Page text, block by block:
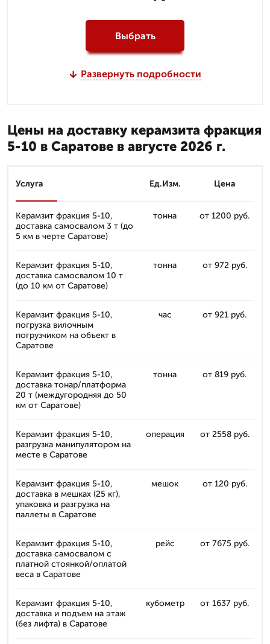
Выбрать
Развернуть подробности
Цены на доставку керамзита фракция
5-10 в Саратове в августе 2026 г.
Услуга Ед.Изм. Цена
Керамзит фракция 5-10,
доставка самосвалом 3 т (до
5 км в черте Саратове)
тонна от 1200 руб.
Керамзит фракция 5-10,
доставка самосвалом 10 т
(до 10 км от Саратове)
тонна от 972 руб.
Керамзит фракция 5-10,
погрузка вилочным
погрузчиком на объект в
Саратове
час от 921 руб.
Керамзит фракция 5-10,
доставка тонар/платформа
20 т (междугородняя до 50
км от Саратове)
тонна от 819 руб.
Керамзит фракция 5-10,
разгрузка манипулятором на
месте в Саратове
операция от 2558 руб.
Керамзит фракция 5-10,
доставка в мешках (25 кг),
упаковка и разгрузка на
паллеты в Саратове
мешок от 120 руб.
Керамзит фракция 5-10,
доставка самосвалом с
платной стоянкой/оплатой
веса в Саратове
рейс от 7675 руб.
Керамзит фракция 5-10,
доставка и подъем на этаж
(без лифта) в Саратове
кубометр от 1637 руб.